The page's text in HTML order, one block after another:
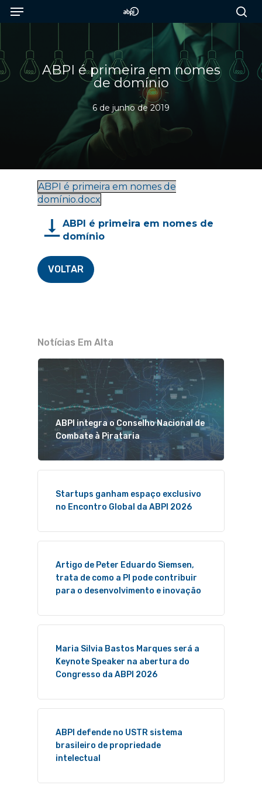
SkipMenu
ABPI é primeira em nomes
de domínio
6 de junho de 2019
ABPI é primeira em nomes de
domínio.docx
ABPI é primeira em nomes de
domínio
VOLTAR
Notícias Em Alta
ABPI integra o Conselho Nacional de
Combate à Pirataria
Startups ganham espaço exclusivo
no Encontro Global da ABPI 2026
Artigo de Peter Eduardo Siemsen,
trata de como a PI pode contribuir
para o desenvolvimento e inovação
Maria Silvia Bastos Marques será a
Keynote Speaker na abertura do
Congresso da ABPI 2026
ABPI defende no USTR sistema
brasileiro de propriedade
intelectual